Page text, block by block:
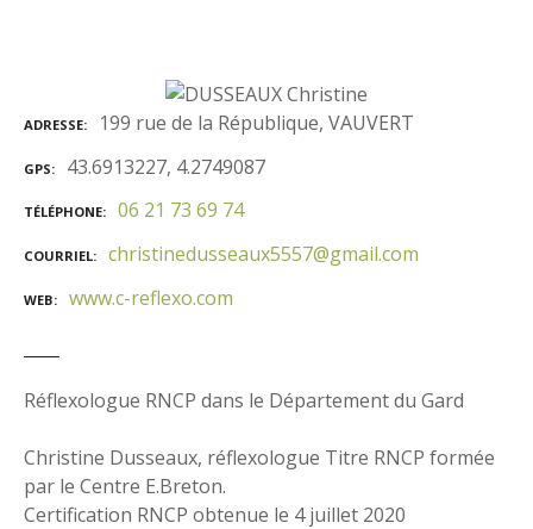
ADRESSE 199 rue de la République, VAUVERT
GPS 43.6913227, 4.2749087
TÉLÉPHONE 06 21 73 69 74
COURRIEL christinedusseaux5557@gmail.com
WEB www.c-reflexo.com
Réflexologue RNCP dans le Département du Gard
Christine Dusseaux, réflexologue Titre RNCP formée
par le Centre E.Breton.
Certification RNCP obtenue le 4 juillet 2020